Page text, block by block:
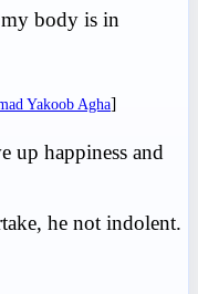
body is in
Yakoob Agha]
up happiness and
he not indolent.